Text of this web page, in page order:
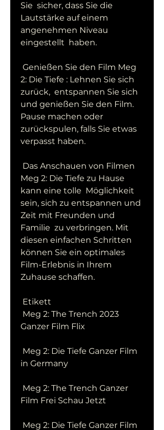
Sie  sicher, dass Sie die
Lautstärke auf einem
angenehmen Niveau
eingestellt  haben.
2: Die Tiefe : Lehnen Sie sich
zurück,  entspannen Sie sich
und genießen Sie den Film.
Pause machen oder
zurückspulen, falls Sie etwas
verpasst haben.
Meg 2: Die Tiefe zu Hause
kann eine tolle  Möglichkeit
sein, sich zu entspannen und
Zeit mit Freunden und
Familie  zu verbringen. Mit
diesen einfachen Schritten
können Sie ein optimales
Film-Erlebnis in Ihrem
Zuhause schaffen.
Etikett
Ganzer Film Flix
in Germany
Film Frei Schau Jetzt